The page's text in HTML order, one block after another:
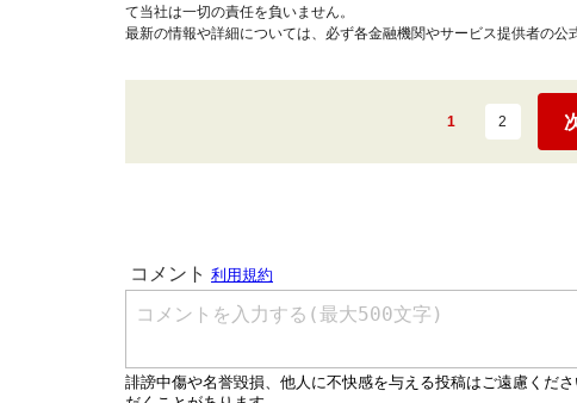
て当社は一切の責任を負いません。
最新の情報や詳細については、必ず各金融機関やサービス提供者の公
1 2